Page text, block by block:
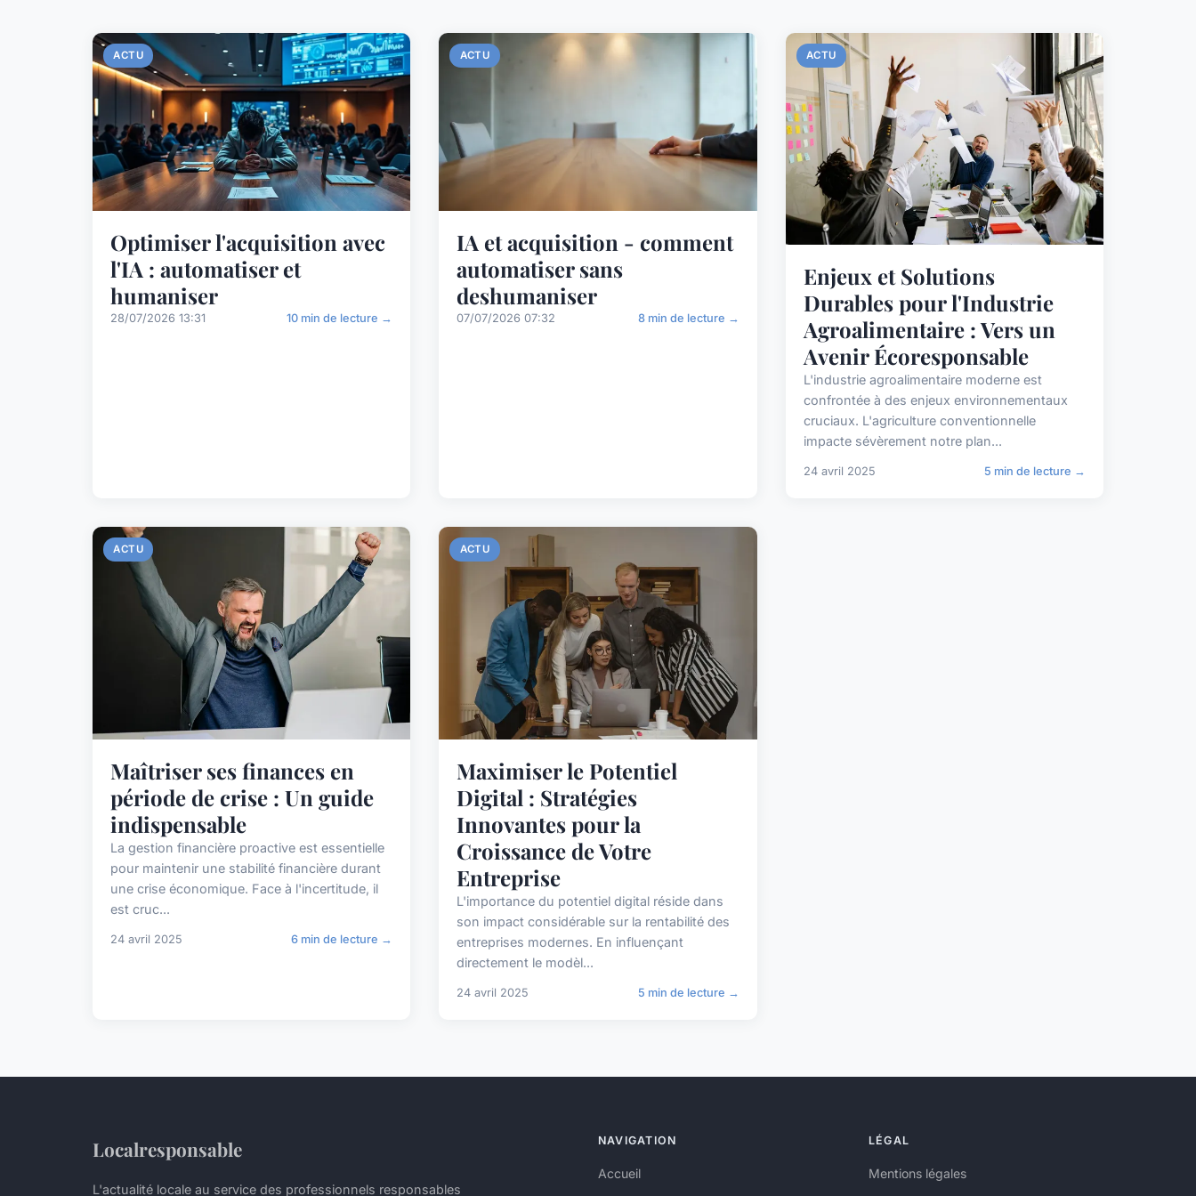
ACTU
Optimiser l'acquisition avec
l'IA : automatiser et
humaniser
28/07/2026 13:31 10 min de lecture →
ACTU
IA et acquisition - comment
automatiser sans
deshumaniser
07/07/2026 07:32 8 min de lecture →
ACTU
Enjeux et Solutions
Durables pour l'Industrie
Agroalimentaire : Vers un
Avenir Écoresponsable
L'industrie agroalimentaire moderne est
confrontée à des enjeux environnementaux
cruciaux. L'agriculture conventionnelle
impacte sévèrement notre plan...
24 avril 2025 5 min de lecture →
ACTU
Maîtriser ses finances en
période de crise : Un guide
indispensable
La gestion financière proactive est essentielle
pour maintenir une stabilité financière durant
une crise économique. Face à l'incertitude, il
est cruc...
24 avril 2025 6 min de lecture →
ACTU
Maximiser le Potentiel
Digital : Stratégies
Innovantes pour la
Croissance de Votre
Entreprise
L'importance du potentiel digital réside dans
son impact considérable sur la rentabilité des
entreprises modernes. En influençant
directement le modèl...
24 avril 2025 5 min de lecture →
Localresponsable
L'actualité locale au service des professionnels responsables
NAVIGATION
Accueil
LÉGAL
Mentions légales